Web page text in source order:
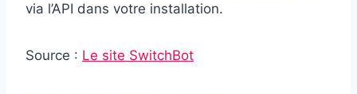
via l’API dans votre installation.
Source : Le site SwitchBot